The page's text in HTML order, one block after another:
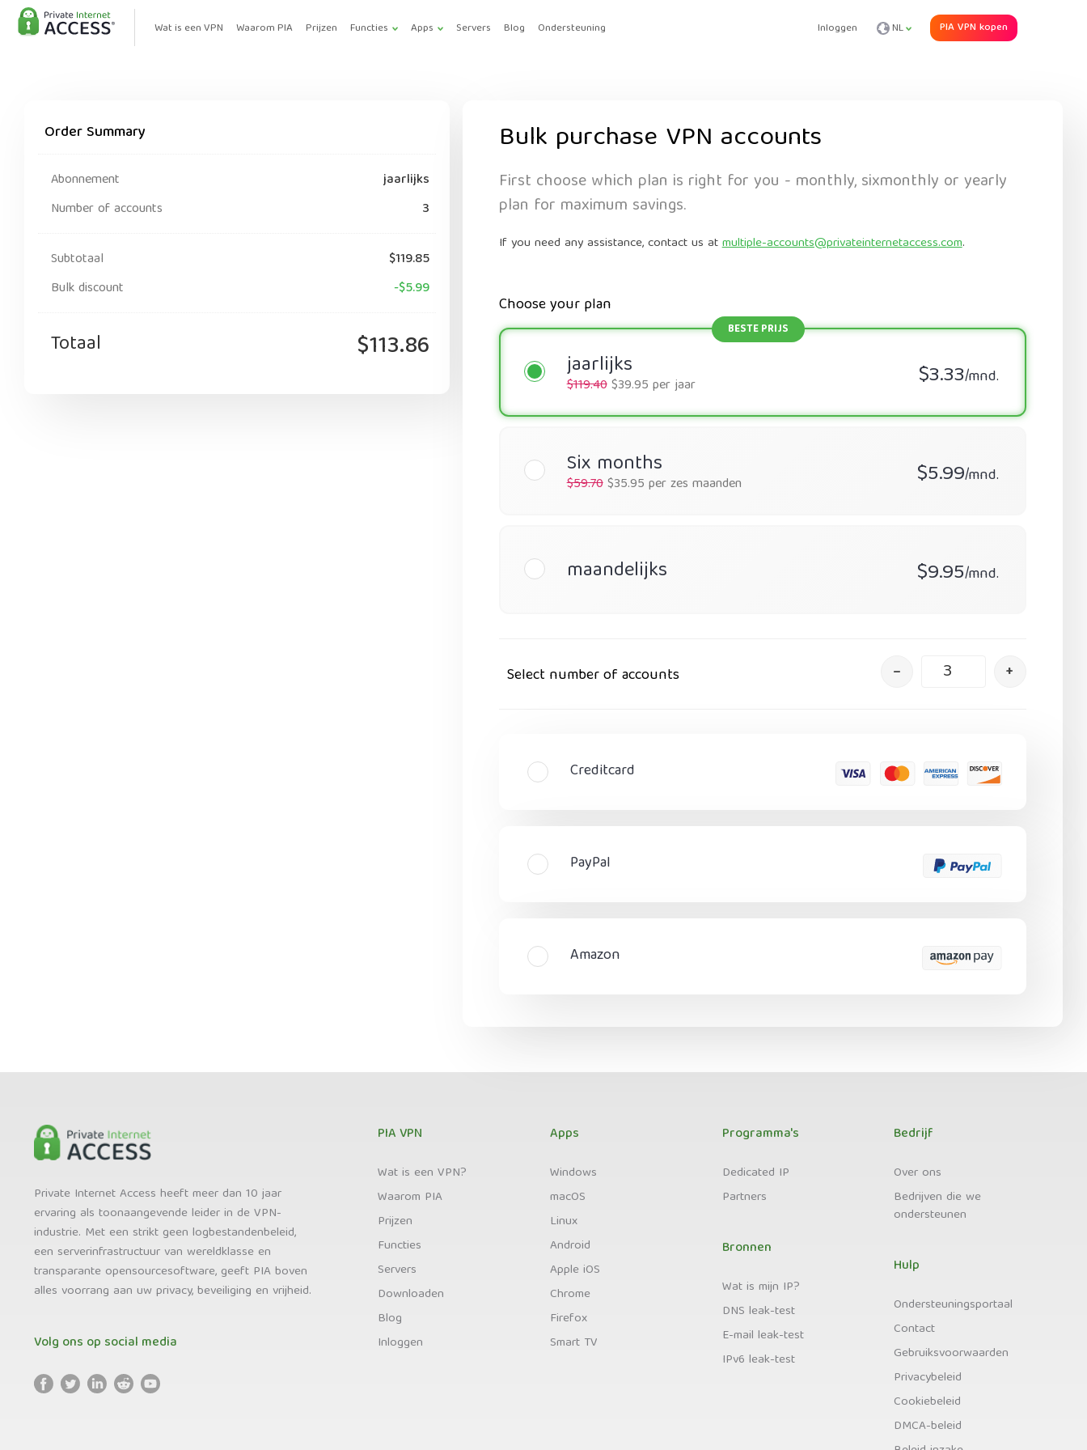
Wat is een VPN Waarom PIA Prijzen Functies Apps Servers Blog Ondersteuning Inloggen NL PIA VPN kopen
Order Summary
Abonnement
jaarlijks
Number of accounts
3
Subtotaal
$119.85
Bulk discount
-$5.99
Totaal $113.86
Bulk purchase VPN accounts
First choose which plan is right for you - monthly, sixmonthly or yearly
plan for maximum savings.
If you need any assistance, contact us atmultiple-accounts@privateinternetaccess.com.
Choose your plan
jaarlijks $3.33/mnd.
$119.40$39.95 per jaar
Six months $5.99/mnd.
$59.70$35.95 per zes maanden
maandelijks $9.95/mnd.
Select number of accounts – +
Creditcard
PayPal
Amazon
Private Internet Access heeft meer dan 10 jaar
ervaring als toonaangevende leider in de VPN-
industrie. Met een strikt geen logbestandenbeleid,
een serverinfrastructuur van wereldklasse en
transparante opensourcesoftware, geeft PIA boven
alles voorrang aan uw privacy, beveiliging en vrijheid.
Volg ons op social media
PIA VPN
Wat is een VPN?
Waarom PIA
Prijzen
Functies
Servers
Downloaden
Blog
Inloggen
Apps
Windows
macOS
Linux
Android
Apple iOS
Chrome
Firefox
Smart TV
Programma's
Dedicated IP
Partners
Bronnen
Wat is mijn IP?
DNS leak-test
E-mail leak-test
IPv6 leak-test
Bedrijf
Over ons
Bedrijven die we
ondersteunen
Hulp
Ondersteuningsportaal
Contact
Gebruiksvoorwaarden
Privacybeleid
Cookiebeleid
DMCA-beleid